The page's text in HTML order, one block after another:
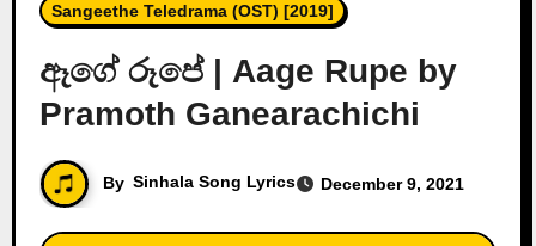
Sangeethe Teledrama (OST) [2019]
ඈගේ රූපේ | Aage Rupe by
Pramoth Ganearachichi
By Sinhala Song Lyrics December 9, 2021